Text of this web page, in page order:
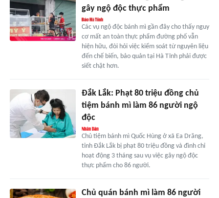
gây ngộ độc thực phẩm
Các vụ ngộ độc bánh mì gần đây cho thấy nguy
cơ mất an toàn thực phẩm đường phố vẫn
hiện hữu, đòi hỏi việc kiểm soát từ nguyên liệu
đến chế biến, bảo quản tại Hà Tĩnh phải được
siết chặt hơn.
Đắk Lắk: Phạt 80 triệu đồng chủ
tiệm bánh mì làm 86 người ngộ
độc
Chủ tiệm bánh mì Quốc Hùng ở xã Ea Drăng,
tỉnh Đắk Lắk bị phạt 80 triệu đồng và đình chỉ
hoạt động 3 tháng sau vụ việc gây ngộ độc
thực phẩm cho 86 người.
Chủ quán bánh mì làm 86 người